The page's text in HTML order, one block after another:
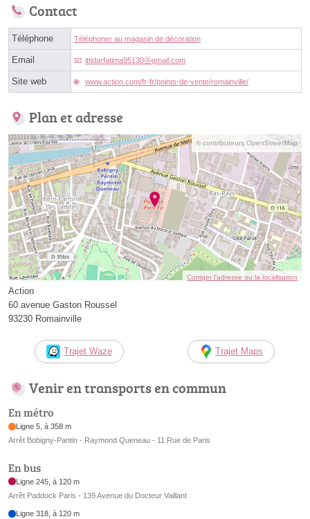
Contact
Téléphone Téléphoner au magasin de décoration
Email ittidarfatima95130ⓐgmail.com
Site web www.action.com/fr-fr/points-de-vente/romainville/
Plan et adresse
© contributeurs OpenStreetMap
Corriger l’adresse ou la localisation
Action
60 avenue Gaston Roussel
93230 Romainville
Trajet Waze Trajet Maps
Venir en transports en commun
En métro
Ligne 5, à 358 m
Arrêt Bobigny-Pantin - Raymond Queneau - 11 Rue de Paris
En bus
Ligne 245, à 120 m
Arrêt Paddock Paris - 139 Avenue du Docteur Vaillant
Ligne 318, à 120 m